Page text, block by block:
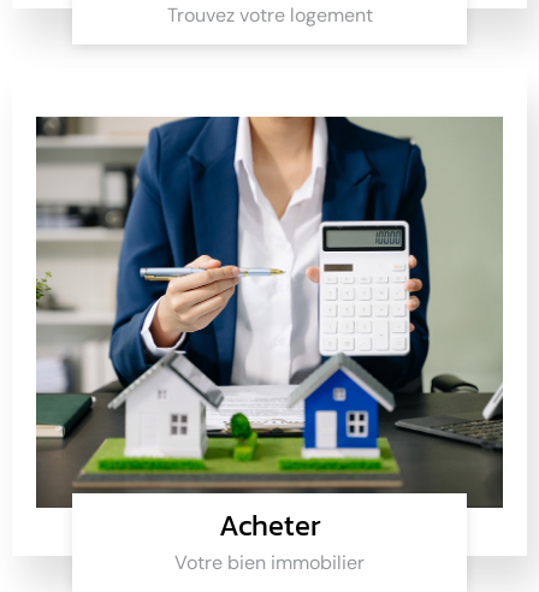
Louer
Trouvez votre logement en location avec La Toile
Immobilière
Cliquer ici
Trouvez votre logement
Acheter
Votre bien immobilier